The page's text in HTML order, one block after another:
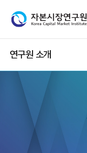
연구원 소개